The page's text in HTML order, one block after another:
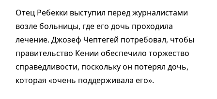
Отец Ребекки выступил перед журналистами
возле больницы, где его дочь проходила
лечение. Джозеф Чептегей потребовал, чтобы
правительство Кении обеспечило торжество
справедливости, поскольку он потерял дочь,
которая «очень поддерживала его».